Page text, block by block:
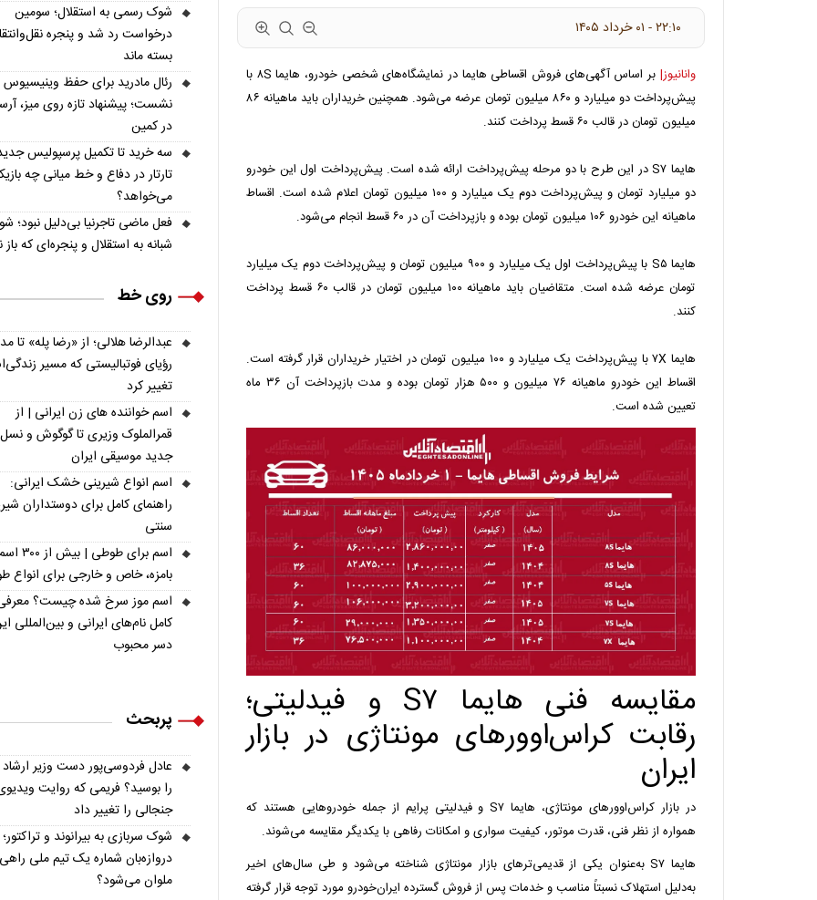
۲۲:۱۰ - ۰۱ خرداد ۱۴۰۵
وانانیوز|
بر اساس آگهی‌های فروش اقساطی هایما در نمایشگاه‌های شخصی خودرو، هایما ۸S با
پیش‌پرداخت دو میلیارد و ۸۶۰ میلیون تومان عرضه می‌شود. همچنین خریداران باید ماهیانه ۸۶
میلیون تومان در قالب ۶۰ قسط پرداخت کنند.
هایما S۷ در این طرح با دو مرحله پیش‌پرداخت ارائه شده است. پیش‌پرداخت اول این خودرو
دو میلیارد تومان و پیش‌پرداخت دوم یک میلیارد و ۱۰۰ میلیون تومان اعلام شده است. اقساط
ماهیانه این خودرو ۱۰۶ میلیون تومان بوده و بازپرداخت آن در ۶۰ قسط انجام می‌شود.
هایما S۵ با پیش‌پرداخت اول یک میلیارد و ۹۰۰ میلیون تومان و پیش‌پرداخت دوم یک میلیارد
تومان عرضه شده است. متقاضیان باید ماهیانه ۱۰۰ میلیون تومان در قالب ۶۰ قسط پرداخت
کنند.
هایما ۷X با پیش‌پرداخت یک میلیارد و ۱۰۰ میلیون تومان در اختیار خریداران قرار گرفته است.
اقساط این خودرو ماهیانه ۷۶ میلیون و ۵۰۰ هزار تومان بوده و مدت بازپرداخت آن ۳۶ ماه
تعیین شده است.
مقایسه فنی هایما S۷ و فیدلیتی؛
رقابت کراس‌اوورهای مونتاژی در بازار
ایران
در بازار کراس‌اوورهای مونتاژی، هایما S۷ و فیدلیتی پرایم از جمله خودروهایی هستند که
همواره از نظر فنی، قدرت موتور، کیفیت سواری و امکانات رفاهی با یکدیگر مقایسه می‌شوند.
هایما S۷ به‌عنوان یکی از قدیمی‌ترهای بازار مونتاژی شناخته می‌شود و طی سال‌های اخیر
به‌دلیل استهلاک نسبتاً مناسب و خدمات پس از فروش گسترده ایران‌خودرو مورد توجه قرار گرفته
شوک رسمی به استقلال؛ سومین
درخواست رد شد و پنجره
بسته ماند
رئال مادرید برای حفظ
نشست؛ پیشنهاد تازه روی میز،
در کمین
سه خرید تا تکمیل پرسپولیس
تارتار در دفاع و خط میانی چه
می‌خواهد؟
فعل ماضی تاجرنیا بی‌دلیل نبود؛
شبانه به استقلال و پنجره‌ای که
روی خط
عبدالرضا هلالی؛ از «رضا پله» تا
رؤیای فوتبالیستی که مسیر
تغییر کرد
اسم خواننده های زن ایرانی | از
قمرالملوک وزیری تا گوگوش و نسل
جدید موسیقی ایران
اسم انواع شیرینی خشک ایرانی:
راهنمای کامل برای دوستداران
سنتی
اسم برای
بامزه، خاص و خارجی برای انواع
اسم موز سرخ شده چیست؟
کامل نام‌های ایرانی و بین‌المللی
دسر محبوب
پربحث
عادل فردوسی‌پور دست وزیر ارشاد
را بوسید؟ فریمی که روایت
جنجالی را تغییر داد
شوک سربازی به بیرانوند و تراکتور؛
دروازه‌بان شماره یک تیم ملی راهی
ملوان می‌شود؟